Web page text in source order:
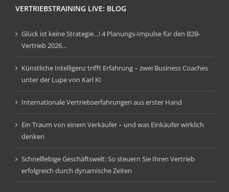
VERTRIEBSTRAINING LIVE: BLOG
Glück ist keine Strategie…! 4 Planungs-Impulse für den B2B-
Vertrieb 2026…
Künstliche Intelligenz trifft Erfahrung – zwei Business Coaches
unter der Lupe von Karl KI
Internationale Vertriebserfahrungen aus erster Hand
Ein Traum von einem Verkäufer – und was Einkäufer wirklich
denken
Schnelllebige Geschäftswelt: So steuern Sie Ihren Vertrieb
erfolgreich durch dynamische Zeiten